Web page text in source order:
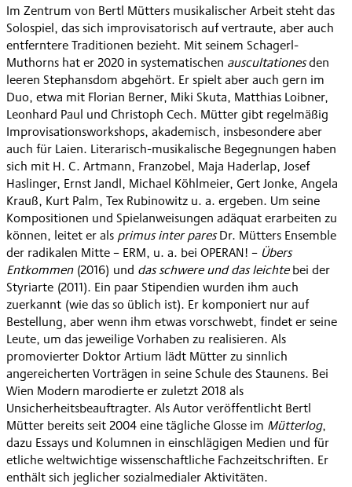
Im Zentrum von Bertl Mütters musikalischer Arbeit steht das
Solospiel, das sich improvisatorisch auf vertraute, aber auch
entferntere Traditionen bezieht. Mit seinem Schagerl-
Muthorns hat er 2020 in systematischen auscultationesden
leeren Stephansdom abgehört. Er spielt aber auch gern im
Duo, etwa mit Florian Berner, Miki Skuta, Matthias Loibner,
Leonhard Paul und Christoph Cech. Mütter gibt regelmäßig
Improvisationsworkshops, akademisch, insbesondere aber
auch für Laien. Literarisch-musikalische Begegnungen haben
sich mit H. C. Artmann, Franzobel, Maja Haderlap, Josef
Haslinger, Ernst Jandl, Michael Köhlmeier, Gert Jonke, Angela
Krauß, Kurt Palm, Tex Rubinowitz u. a. ergeben. Um seine
Kompositionen und Spielanweisungen adäquat erarbeiten zu
können, leitet er als primus inter paresDr. Mütters Ensemble
der radikalen Mitte – ERM, u. a. bei OPERAN! – Übers
Entkommen(2016) und das schwere und das leichtebei der
Styriarte (2011). Ein paar Stipendien wurden ihm auch
zuerkannt (wie das so üblich ist). Er komponiert nur auf
Bestellung, aber wenn ihm etwas vorschwebt, findet er seine
Leute, um das jeweilige Vorhaben zu realisieren. Als
promovierter Doktor Artium lädt Mütter zu sinnlich
angereicherten Vorträgen in seine Schule des Staunens. Bei
Wien Modern marodierte er zuletzt 2018 als
Unsicherheitsbeauftragter. Als Autor veröffentlicht Bertl
Mütter bereits seit 2004 eine tägliche Glosse im Mütterlog,
dazu Essays und Kolumnen in einschlägigen Medien und für
etliche weltwichtige wissenschaftliche Fachzeitschriften. Er
enthält sich jeglicher sozialmedialer Aktivitäten.